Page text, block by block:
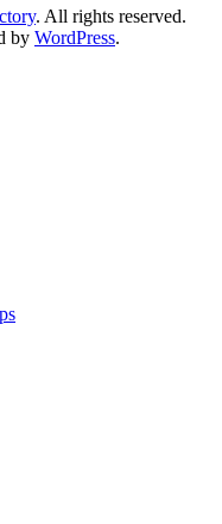
. All rights reserved.
by WordPress.